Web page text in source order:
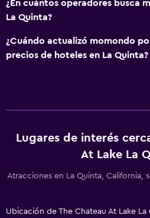
Servicios y facilidades
Centro de negocios
Servicio de despertador
Botella de agua
Recepción 24 horas
Senderismo
¿En cuántos operadores busca
La Quinta?
¿Cuándo actualizó momondo
precios de hoteles en La Quinta?
Lugares de interés
At Lake La
Atracciones en La Quinta, California,
Ubicación de The Chateau At Lake La